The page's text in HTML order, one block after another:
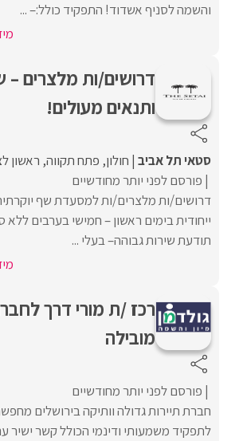
והשמה לסניף אשדוד! התפקיד כולל:– ...
דרושים/ות מלצרים –
ותנאים מעולים!
סטאי תל אביב חולון פתח תקווה ראשון
פורסם לפני יותר מחודשיים
דרושים/ות מלצרים/ות למסעדת שף
ייחודית בימים ראשון – חמישי בערבים ללא
תודעת שירות גבוהה– בעלי ...
רכז /ת מורי דרך
מובילה
פורסם לפני יותר מחודשיים
חברת תיירות גדולה וותיקה בירושלים
לתפקיד משמעותי ודינמי הכולל קשר ישיר